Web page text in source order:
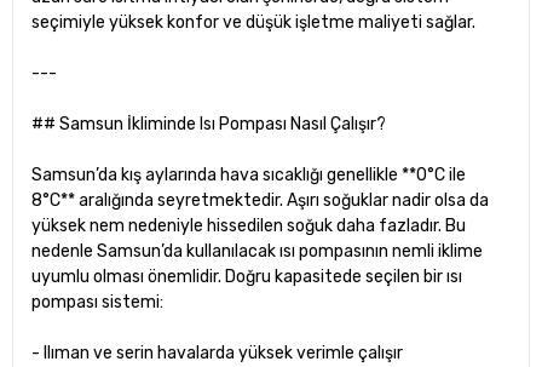
seçimiyle yüksek konfor ve düşük işletme maliyeti sağlar.
---
## Samsun İkliminde Isı Pompası Nasıl Çalışır?
Samsun’da kış aylarında hava sıcaklığı genellikle **0°C ile
8°C** aralığında seyretmektedir. Aşırı soğuklar nadir olsa da
yüksek nem nedeniyle hissedilen soğuk daha fazladır. Bu
nedenle Samsun’da kullanılacak ısı pompasının nemli iklime
uyumlu olması önemlidir. Doğru kapasitede seçilen bir ısı
pompası sistemi:
- Ilıman ve serin havalarda yüksek verimle çalışır